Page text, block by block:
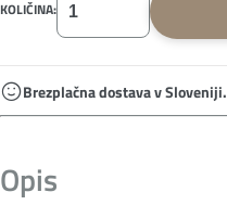
KOLIČINA:
Brezplačna dostava v Sloveniji.
Opis